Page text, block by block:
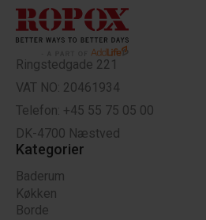
Ringstedgade 221
VAT NO: 20461934
Telefon: +45 55 75 05 00
DK-4700 Næstved
Kategorier
Baderum
Køkken
Borde